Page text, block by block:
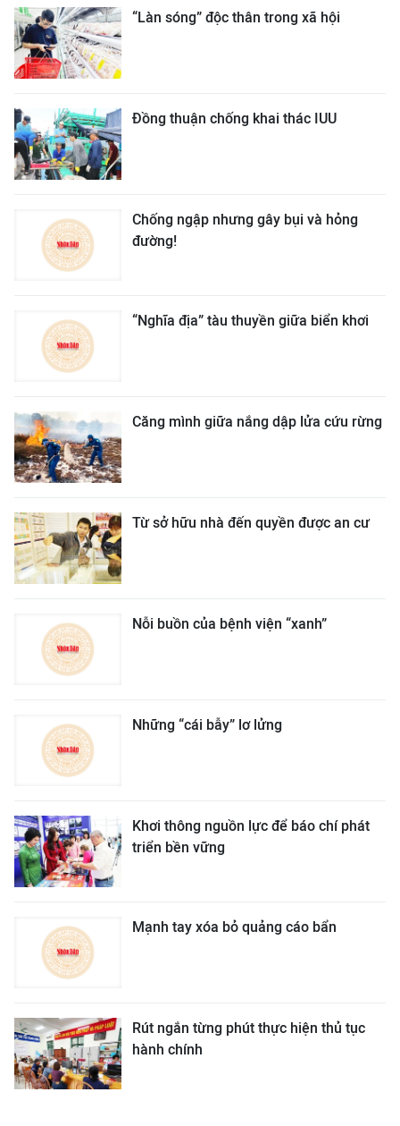
“Làn sóng” độc thân trong xã hội
Đồng thuận chống khai thác IUU
Chống ngập nhưng gây bụi và hỏng
đường!
“Nghĩa địa” tàu thuyền giữa biển khơi
Căng mình giữa nắng dập lửa cứu rừng
Từ sở hữu nhà đến quyền được an cư
Nỗi buồn của bệnh viện “xanh”
Những “cái bẫy” lơ lửng
Khơi thông nguồn lực để báo chí phát
triển bền vững
Mạnh tay xóa bỏ quảng cáo bẩn
Rút ngắn từng phút thực hiện thủ tục
hành chính